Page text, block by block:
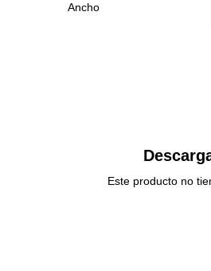
Ancho
Este producto no